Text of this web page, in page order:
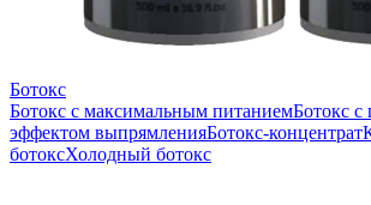
Ботокс
Ботокс с максимальным питаниемБотокс с
эффектом выпрямленияБотокс-концентрат
ботоксХолодный ботокс